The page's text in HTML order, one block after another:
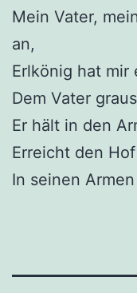
Mein Vater,
an,
Erlkönig hat mir
Dem Vater
Er hält in den
Erreicht den
In seinen